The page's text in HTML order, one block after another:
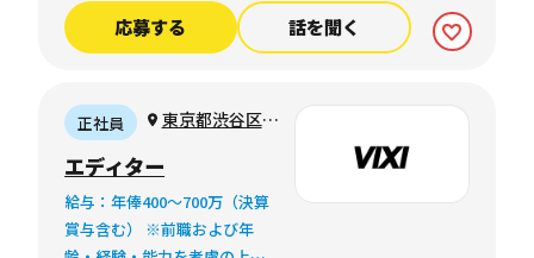
応募する 話を聞く
正社員
東京都渋谷区千
ルースカイ千駄ヶ
谷2F
エディター
給与：年俸400〜700万（決算
賞与含む） ※前職および年